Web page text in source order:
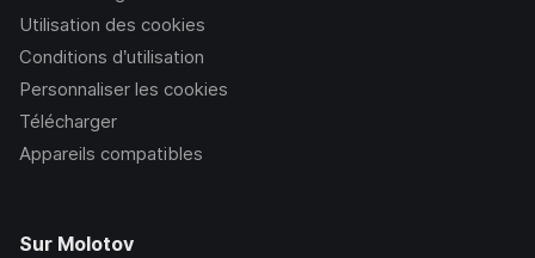
Utilisation des cookies
Conditions d’utilisation
Personnaliser les cookies
Télécharger
Appareils compatibles
Sur Molotov